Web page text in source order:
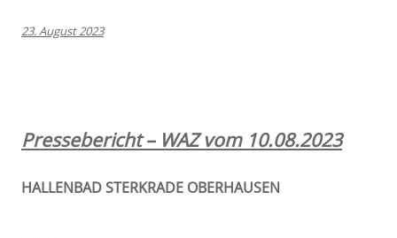
23. August 2023
Pressebericht – WAZ vom 10.08.2023
HALLENBAD STERKRADE OBERHAUSEN